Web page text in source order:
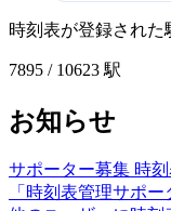
時刻表が登録された
7895 / 10623 駅
お知らせ
サポーター募集 時
「時刻表管理サポ